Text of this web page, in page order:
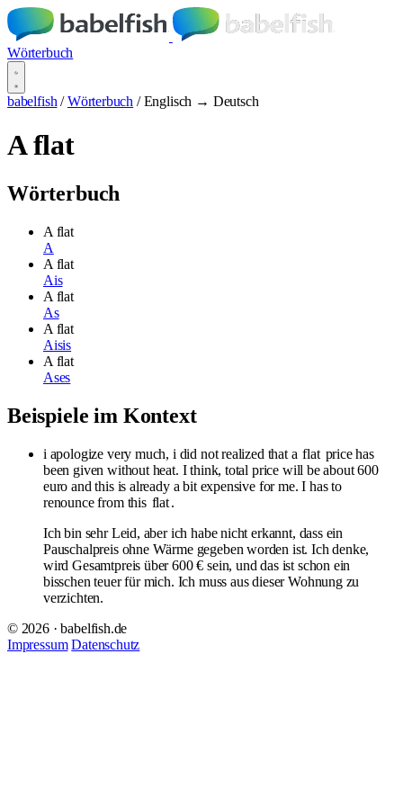
Wörterbuch
babelfish / Wörterbuch / Englisch → Deutsch
A flat
Wörterbuch
A flat
A
A flat
Ais
A flat
As
A flat
Aisis
A flat
Ases
Beispiele im Kontext
i apologize very much, i did not realized that a flat price has
been given without heat. I think, total price will be about 600
euro and this is already a bit expensive for me. I has to
renounce from this flat.
Ich bin sehr Leid, aber ich habe nicht erkannt, dass ein
Pauschalpreis ohne Wärme gegeben worden ist. Ich denke,
wird Gesamtpreis über 600 € sein, und das ist schon ein
bisschen teuer für mich. Ich muss aus dieser Wohnung zu
verzichten.
© 2026 · babelfish.de
Impressum Datenschutz